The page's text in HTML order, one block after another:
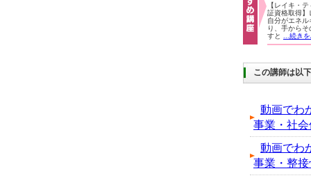
【レイキ・
証資格取得】
自分がエネ
り、手から
すと
...続き
この講師は以
動画でわ
事業・社
動画でわ
事業・整